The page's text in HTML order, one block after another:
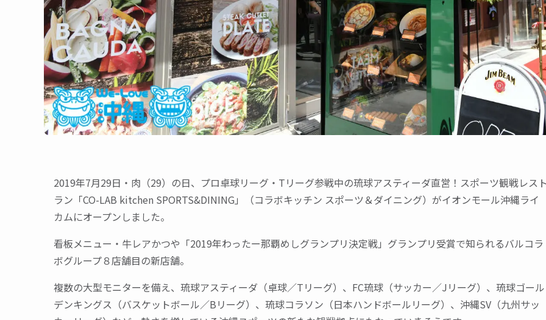
2019年7月29日・肉（29）の日、プロ卓球リーグ・Tリーグ参戦中の琉球アスティーダ直営！スポーツ観戦レス
ラン「CO-LAB kitchen SPORTS&DINING」（コラボキッチン スポーツ＆ダイニング）がイオンモール沖縄ライ
カムにオープンしました。
看板メニュー・牛レアかつや「2019年わったー那覇めしグランプリ決定戦」グランプリ受賞で知られるバルコラ
ボグループ８店舗目の新店舗。
複数の大型モニターを備え、琉球アスティーダ（卓球／Tリーグ）、FC琉球（サッカー／Jリーグ）、琉球ゴール
デンキングス（バスケットボール／Bリーグ）、琉球コラソン（日本ハンドボールリーグ）、沖縄SV（九州サッ